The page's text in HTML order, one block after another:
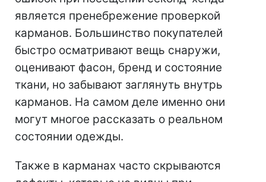
является пренебрежение проверкой
карманов. Большинство покупателей
быстро осматривают вещь снаружи,
оценивают фасон, бренд и состояние
ткани, но забывают заглянуть внутрь
карманов. На самом деле именно они
могут многое рассказать о реальном
состоянии одежды.
Также в карманах часто скрываются